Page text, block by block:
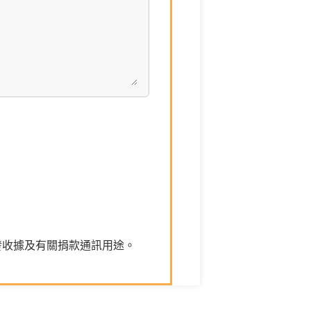
據及有關捐款通訊用途。